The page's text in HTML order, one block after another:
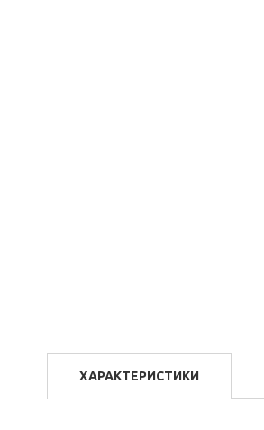
ХАРАКТЕРИСТИКИ